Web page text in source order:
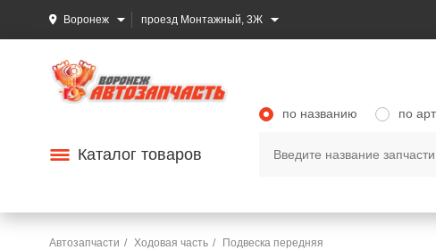
Воронеж проезд Монтажный, 3Ж
Каталог товаров
по названию по
Автозапчасти Ходовая часть Подвеска передняя